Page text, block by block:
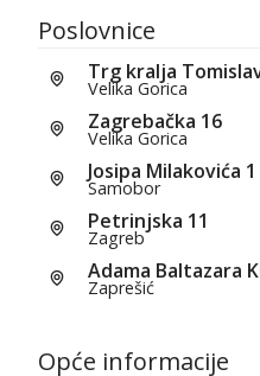
Poslovnice
Trg kralja
Velika Gorica
Zagrebačka 16
Velika Gorica
Josipa Milakovića 1
Samobor
Petrinjska 11
Zagreb
Adama Baltazara
Zaprešić
Opće informacije